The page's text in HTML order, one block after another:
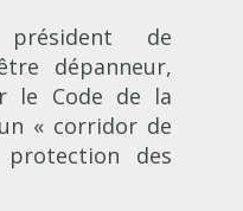
de
dépanneur,
le Code de la
« corridor de
des